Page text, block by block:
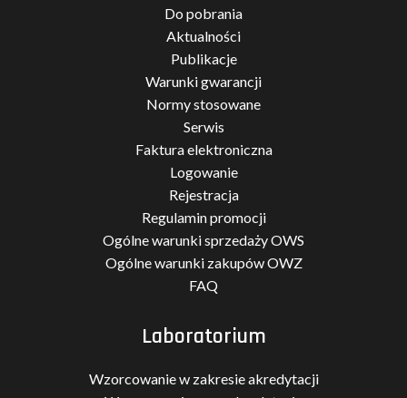
Do pobrania
Aktualności
Publikacje
Warunki gwarancji
Normy stosowane
Serwis
Faktura elektroniczna
Logowanie
Rejestracja
Regulamin promocji
Ogólne warunki sprzedaży OWS
Ogólne warunki zakupów OWZ
FAQ
Laboratorium
Wzorcowanie w zakresie akredytacji